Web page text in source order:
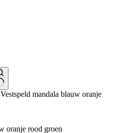
Vestspeld mandala blauw oranje